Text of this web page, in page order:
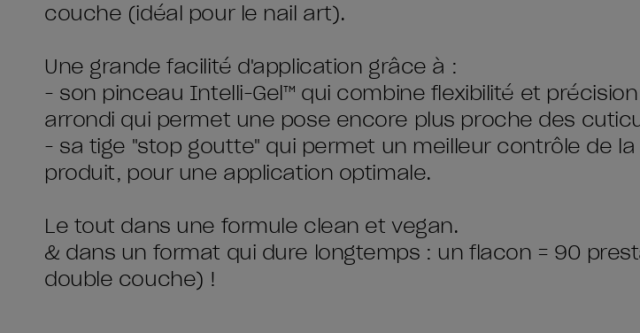
couche (idéal pour le nail art).
Une grande facilité d'application grâce à :
- son pinceau Intelli-Gel™ qui combine flexibilité et
arrondi qui permet une pose encore plus proche des
- sa tige "stop goutte" qui permet un meilleur contrôle de
produit, pour une application optimale.
Le tout dans une formule clean et vegan.
& dans un format qui dure longtemps : un flacon = 90
double couche) !